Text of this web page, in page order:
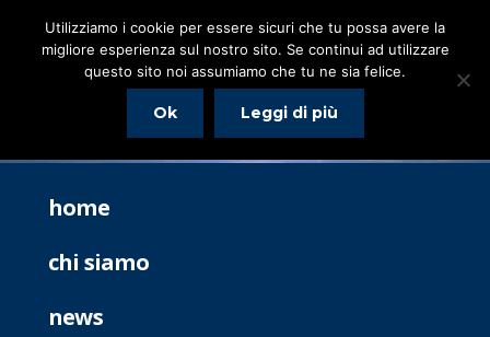
home
chi siamo
news
Utilizziamo i cookie per essere sicuri che tu possa avere la
migliore esperienza sul nostro sito. Se continui ad utilizzare
questo sito noi assumiamo che tu ne sia felice.
Ok Leggi di più